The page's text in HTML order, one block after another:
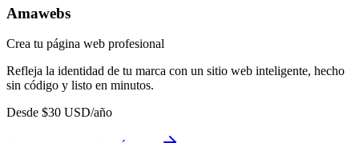
Amawebs
Crea tu página web profesional
Refleja la identidad de tu marca con un sitio web inteligente, hecho
sin código y listo en minutos.
Desde $30 USD/año